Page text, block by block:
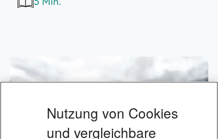
Nutzung von Cookies
und vergleichbare